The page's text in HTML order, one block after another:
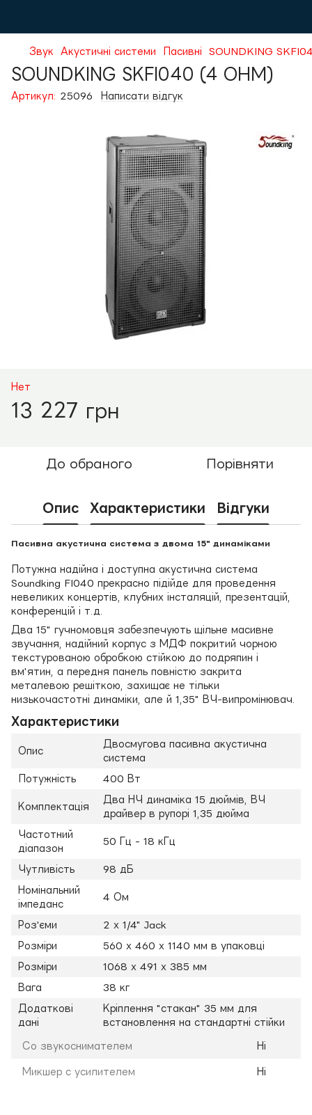
Звук Акустичні системи Пасивні SOUNDKING
SOUNDKING SKFI040 (4 OHM)
Артикул: 25096 Написати відгук
Нет
13 227 грн
До обраного Порівняти
Опис Характеристики Відгуки
Пасивна акустична система з двома 15" динаміками
Потужна надійна і доступна акустична система
Soundking FI040 прекрасно підійде для проведення
невеликих концертів, клубних інсталяцій, презентацій,
конференцій і т.д.
Два 15" гучномовця забезпечують щільне масивне
звучання, надійний корпус з МДФ покритий чорною
текстурованою обробкою стійкою до подряпин і
вм'ятин, а передня панель повністю закрита
металевою решіткою, захищає не тільки
низькочастотні динаміки, але й 1,35" ВЧ-випромінювач.
Характеристики
Опис
Двосмугова пасивна акустична
система
Потужність
400 Вт
Комплектація
Два НЧ динаміка 15 дюймів, ВЧ
драйвер в рупорі 1,35 дюйма
Частотний
діапазон
50 Гц - 18 кГц
Чутливість
98 дБ
Номінальний
імпеданс
4 Ом
Роз'єми
2 х 1/4" Jack
Розміри
560 х 460 х 1140 мм в упаковці
Розміри
1068 х 491 х 385 мм
Вага
38 кг
Додаткові
дані
Кріплення "стакан" 35 мм для
встановлення на стандартні стійки
Со звукоснимателем Ні
Микшер с усилителем Ні